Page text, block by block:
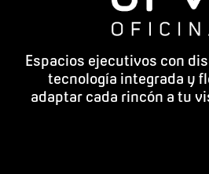
Espacios ejecutivos con
tecnología integrada y
adaptar cada rincón a tu